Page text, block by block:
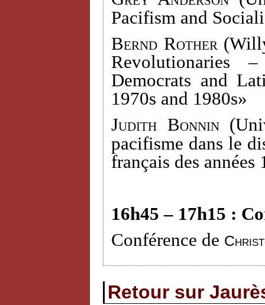
Pacifism and
Bernd Rother
Revolutionaries
Democrats and
1970s and 1980s»
Judith Bonnin (
pacifisme dans le
français des années
16h45 – 17h15 :
Conférence de
Retour sur